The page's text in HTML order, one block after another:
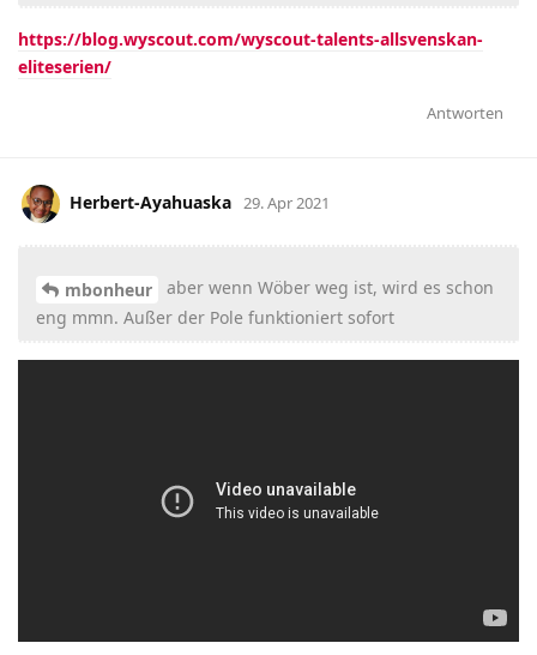
https://blog.wyscout.com/wyscout-talents-allsvenskan-
eliteserien/
Antworten
Herbert-Ayahuaska 29. Apr 2021
mbonheur
aber wenn Wöber weg ist, wird es schon
eng mmn. Außer der Pole funktioniert sofort